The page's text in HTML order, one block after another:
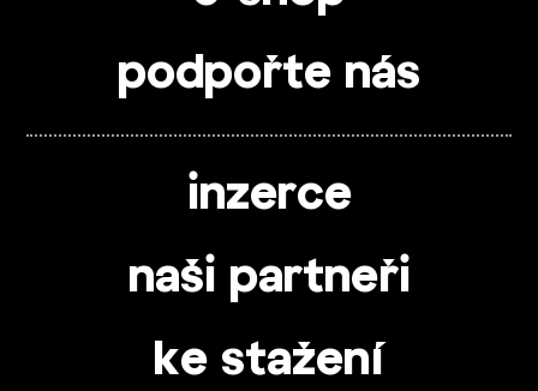
podpořte nás
inzerce
naši partneři
ke stažení